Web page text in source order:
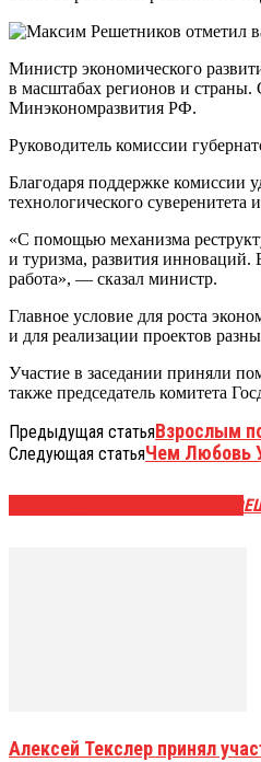
Министр экономического
в масштабах регионов и
Минэкономразвития РФ.
Руководитель комиссии
Благодаря поддержке комиссии
технологического
«С помощью механизма
и туризма, развития
работа», — сказал министр.
Главное условие для роста
и для реализации проектов
Участие в заседании приняли
также председатель комитета
Предыдущая статьяВзрослым
Следующая статьяЧем Любовь
Алексей Текслер принял